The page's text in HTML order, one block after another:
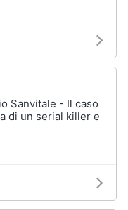
Sanvitale - Il caso
di un serial killer e